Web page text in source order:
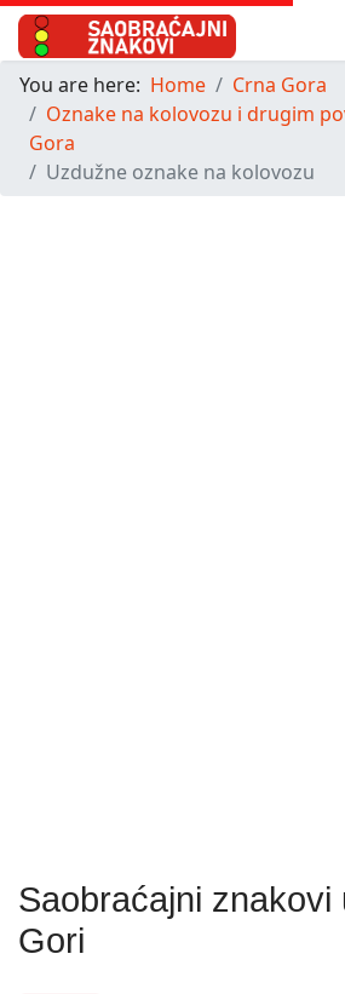
You are here: Home
Crna Gora
Oznake na kolovozu i drugim
Gora
Uzdužne oznake na kolovozu
Saobraćajni znakovi
Gori